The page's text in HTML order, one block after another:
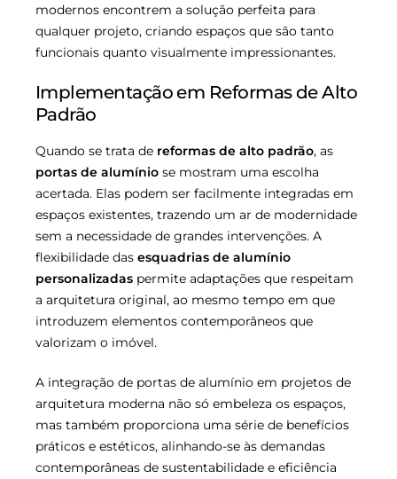
modernos encontrem a solução perfeita para
qualquer projeto, criando espaços que são tanto
funcionais quanto visualmente impressionantes.
Implementação em Reformas de Alto
Padrão
Quando se trata de reformas de alto padrão, as
portas de alumínio se mostram uma escolha
acertada. Elas podem ser facilmente integradas em
espaços existentes, trazendo um ar de modernidade
sem a necessidade de grandes intervenções. A
flexibilidade das esquadrias de alumínio
personalizadas permite adaptações que respeitam
a arquitetura original, ao mesmo tempo em que
introduzem elementos contemporâneos que
valorizam o imóvel.
A integração de portas de alumínio em projetos de
arquitetura moderna não só embeleza os espaços,
mas também proporciona uma série de benefícios
práticos e estéticos, alinhando-se às demandas
contemporâneas de sustentabilidade e eficiência